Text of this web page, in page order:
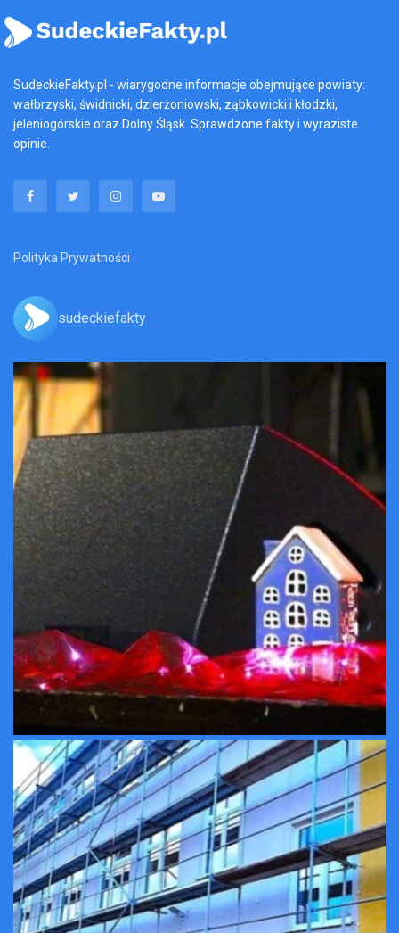
SudeckieFakty.pl - wiarygodne informacje obejmujące powiaty:
wałbrzyski, świdnicki, dzierżoniowski, ząbkowicki i kłodzki,
jeleniogórskie oraz Dolny Śląsk. Sprawdzone fakty i wyraziste
opinie.
Polityka Prywatności
sudeckiefakty